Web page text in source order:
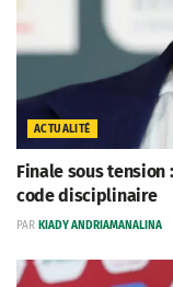
ACTUALITÉ
Finale sous tension
code disciplinaire
PAR KIADY ANDRIAMANALINA